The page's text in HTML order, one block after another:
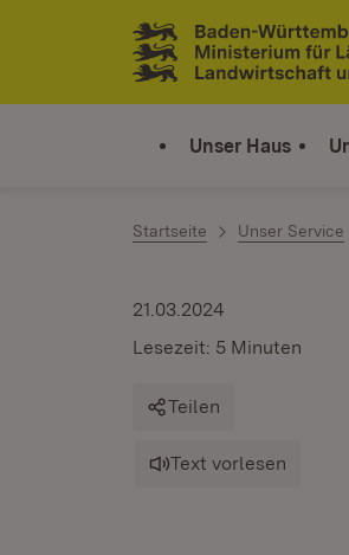
Zum Inhalt springen
Link zur Startseite
Unser Haus
Startseite Unser Service
21.03.2024
Lesezeit: 5 Minuten
Teilen
Text vorlesen